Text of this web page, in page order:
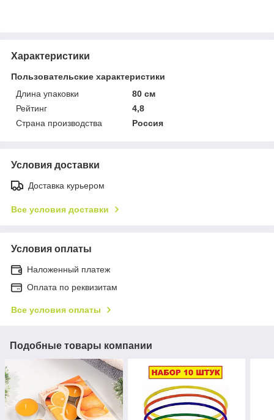
Характеристики
Пользовательские характеристики
Длина упаковки
80 см
Рейтинг
4,8
Страна производства
Россия
Условия доставки
Доставка курьером
Все условия доставки
Условия оплаты
Наложенный платеж
Оплата по реквизитам
Все условия оплаты
Подобные товары компании